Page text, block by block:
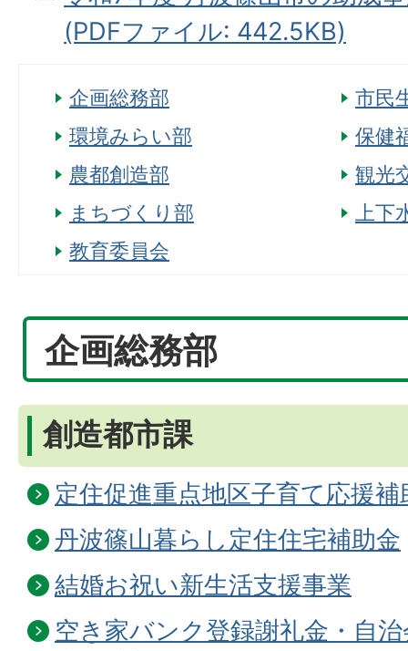
(PDFファイル: 442.5KB)
企画総務部
市民
環境みらい部
保健
農都創造部
観光
まちづくり部
上下
教育委員会
企画総務部
創造都市課
定住促進重点地区子育て応援補
丹波篠山暮らし定住住宅補助金
結婚お祝い新生活支援事業
空き家バンク登録謝礼金・自